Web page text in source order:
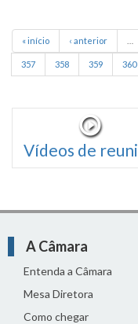
« início ‹ anterior
357 358 359 360
Vídeos de
A Câmara
Entenda a Câmara
Mesa Diretora
Como chegar